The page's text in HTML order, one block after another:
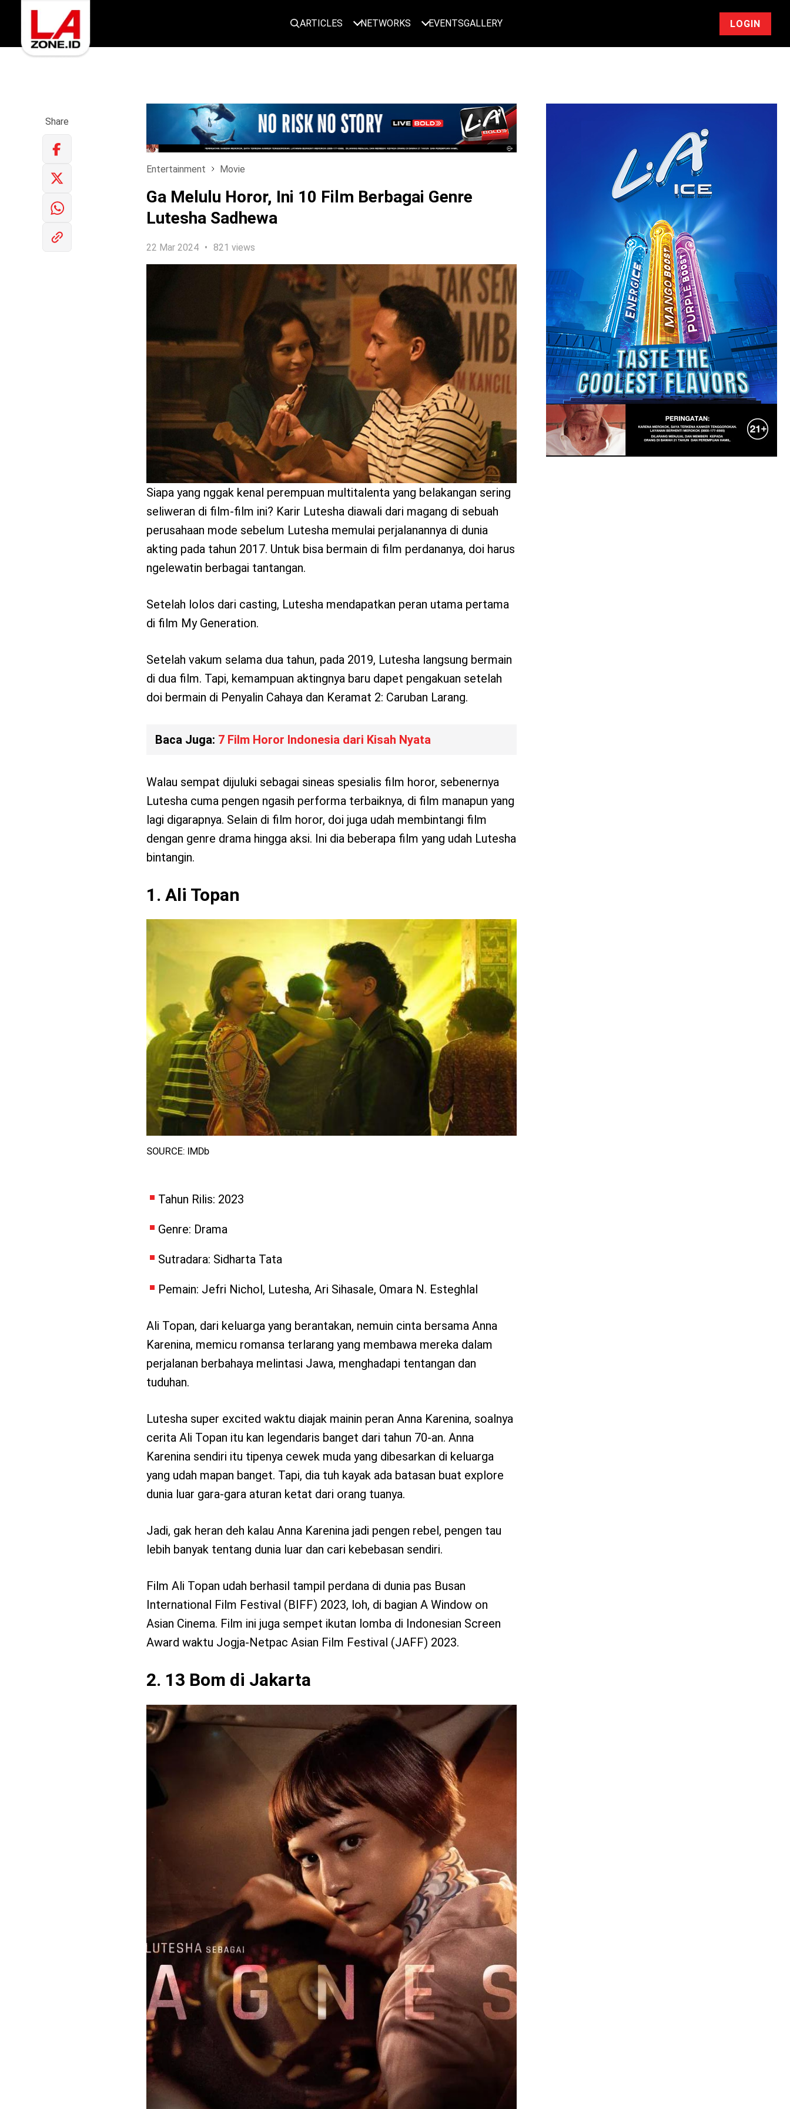
ARTICLES NETWORKS EVENTSGALLERY LOGIN
benefit
menarik
Share
Entertainment Movie
Ga Melulu Horor, Ini 10 Film Berbagai Genre
Lutesha Sadhewa
22 Mar 2024 821 views
Siapa yang nggak kenal perempuan multitalenta yang belakangan sering
seliweran di film-film ini? Karir Lutesha diawali dari magang di sebuah
perusahaan mode sebelum Lutesha memulai perjalanannya di dunia
akting pada tahun 2017. Untuk bisa bermain di film perdananya, doi harus
ngelewatin berbagai tantangan.
Setelah lolos dari casting, Lutesha mendapatkan peran utama pertama
di film My Generation.
Setelah vakum selama dua tahun, pada 2019, Lutesha langsung bermain
di dua film. Tapi, kemampuan aktingnya baru dapet pengakuan setelah
doi bermain di Penyalin Cahaya dan Keramat 2: Caruban Larang.
Baca Juga: 7 Film Horor Indonesia dari Kisah Nyata
Walau sempat dijuluki sebagai sineas spesialis film horor, sebenernya
Lutesha cuma pengen ngasih performa terbaiknya, di film manapun yang
lagi digarapnya. Selain di film horor, doi juga udah membintangi film
dengan genre drama hingga aksi. Ini dia beberapa film yang udah Lutesha
bintangin.
1. Ali Topan
SOURCE: IMDb
Tahun Rilis: 2023
Genre: Drama
Sutradara: Sidharta Tata
Pemain: Jefri Nichol, Lutesha, Ari Sihasale, Omara N. Esteghlal
Ali Topan, dari keluarga yang berantakan, nemuin cinta bersama Anna
Karenina, memicu romansa terlarang yang membawa mereka dalam
perjalanan berbahaya melintasi Jawa, menghadapi tentangan dan
tuduhan.
Lutesha super excited waktu diajak mainin peran Anna Karenina, soalnya
cerita Ali Topan itu kan legendaris banget dari tahun 70-an. Anna
Karenina sendiri itu tipenya cewek muda yang dibesarkan di keluarga
yang udah mapan banget. Tapi, dia tuh kayak ada batasan buat explore
dunia luar gara-gara aturan ketat dari orang tuanya.
Jadi, gak heran deh kalau Anna Karenina jadi pengen rebel, pengen tau
lebih banyak tentang dunia luar dan cari kebebasan sendiri.
Film Ali Topan udah berhasil tampil perdana di dunia pas Busan
International Film Festival (BIFF) 2023, loh, di bagian A Window on
Asian Cinema. Film ini juga sempet ikutan lomba di Indonesian Screen
Award waktu Jogja-Netpac Asian Film Festival (JAFF) 2023.
2. 13 Bom di Jakarta